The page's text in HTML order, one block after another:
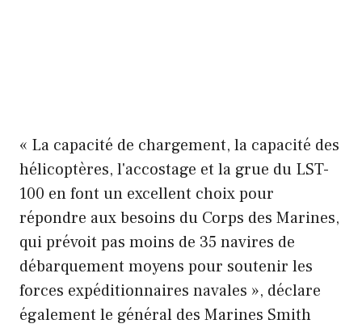
« La capacité de chargement, la capacité des
hélicoptères, l'accostage et la grue du LST-
100 en font un excellent choix pour
répondre aux besoins du Corps des Marines,
qui prévoit pas moins de 35 navires de
débarquement moyens pour soutenir les
forces expéditionnaires navales », déclare
également le général des Marines Smith